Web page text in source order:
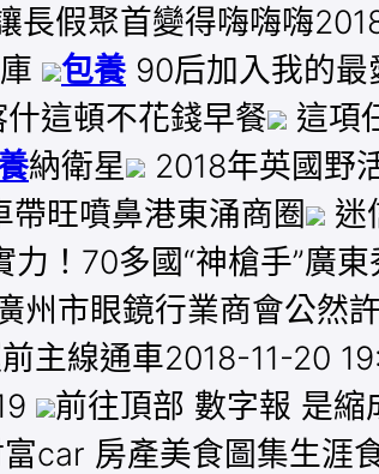
長假聚首變得嗨嗨嗨
包養90后加入我的最
這頓不花錢早餐
這項
納衛星
2018年英國野
旺噴鼻港東涌商圈
迷
！70多國“神槍手”廣
州市眼鏡行業商會公然
主線通車2018-11-20
前往頂部 數字報 是縮
car 房產美食圖集生涯